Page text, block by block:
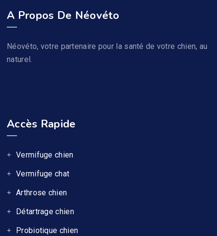
A Propos De Néovéto
Néovéto, votre partenaire pour la santé de votre chien, au
naturel.
Accès Rapide
Vermifuge chien
Vermifuge chat
Arthrose chien
Détartrage chien
Probiotique chien